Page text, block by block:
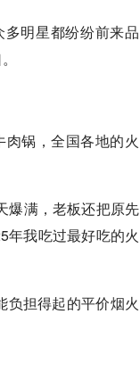
明星都纷纷前来品
锅，全国各地的火
爆满，老板还把原先
年我吃过最好吃的火
负担得起的平价烟火